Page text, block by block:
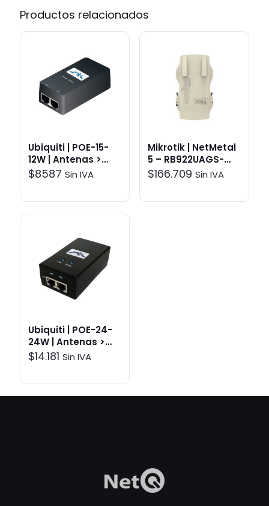
Productos relacionados
Ubiquiti | POE-15-
12W | Antenas >
Accesorios
$8587 Sin IVA
Mikrotik | NetMetal
5 – RB922UAGS-
5HPacT-NM |
$166.709 Sin IVA
Ubiquiti | POE-24-
24W | Antenas >
Accesorios
$14.181 Sin IVA